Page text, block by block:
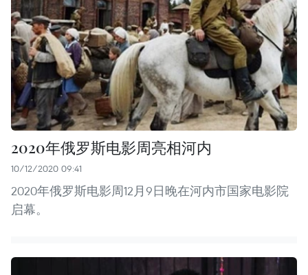
2020年俄罗斯电影周亮相河内
10/12/2020 09:41
2020年俄罗斯电影周12月9日晚在河内市国家电影院
启幕。